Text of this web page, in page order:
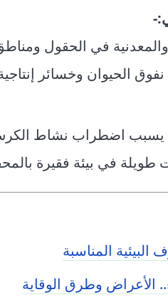
والمعدنية في الحقول
الحيوان وخسائر
يسبب اضطراب نشاط
طويلة في بيئة فقيرة
المناسبة
الأعراض وطرق الوقاية